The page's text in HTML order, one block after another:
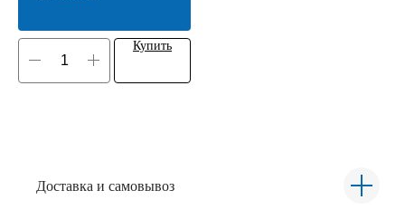
Купить
Доставка и самовывоз